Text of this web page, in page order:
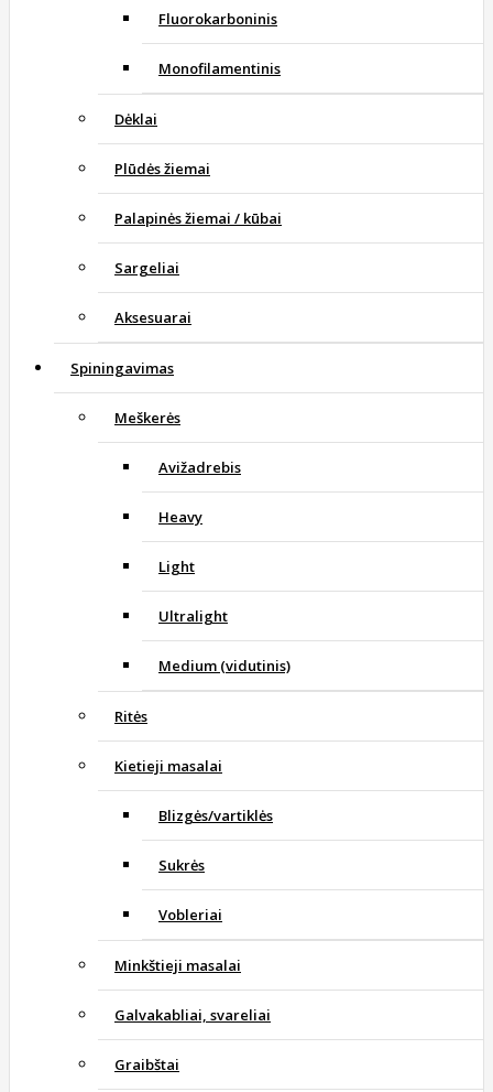
Fluorokarboninis
Monofilamentinis
Dėklai
Plūdės žiemai
Palapinės žiemai / kūbai
Sargeliai
Aksesuarai
Spiningavimas
Meškerės
Avižadrebis
Heavy
Light
Ultralight
Medium (vidutinis)
Ritės
Kietieji masalai
Blizgės/vartiklės
Sukrės
Vobleriai
Minkštieji masalai
Galvakabliai, svareliai
Graibštai